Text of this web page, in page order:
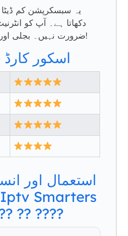
یہ سبسکرپشن کم ڈیٹا
دکھاتا ہے۔ آپ کو
ضرورت نہیں۔ بجلی اور ڈیٹا دونوں کی بچت!
اسکور کارڈ
استعمال اور
Iptv Smarters
?? ????